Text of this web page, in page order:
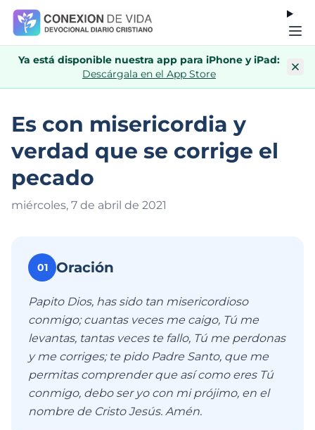
Ya está disponible nuestra app para iPhone y iPad:
Descárgala en el App Store
Es con misericordia y
verdad que se corrige el
pecado
miércoles, 7 de abril de 2021
01 Oración
Papito Dios, has sido tan misericordioso
conmigo; cuantas veces me caigo, Tú me
levantas, tantas veces te fallo, Tú me perdonas
y me corriges; te pido Padre Santo, que me
permitas comprender que así como eres Tú
conmigo, debo ser yo con mi prójimo, en el
nombre de Cristo Jesús. Amén.